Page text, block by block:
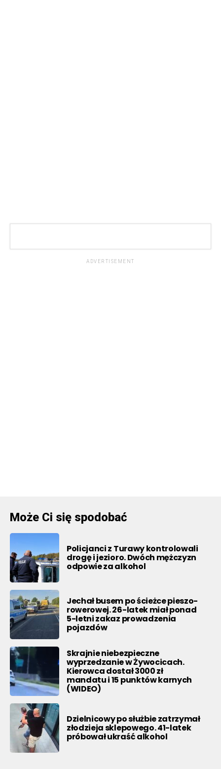
ADVERTISEMENT
Może Ci się spodobać
Policjanci z Turawy kontrolowali
drogę i jezioro. Dwóch mężczyzn
odpowie za alkohol
Jechał busem po ścieżce pieszo-
rowerowej. 26-latek miał ponad
5-letni zakaz prowadzenia
pojazdów
Skrajnie niebezpieczne
wyprzedzanie w Żywocicach.
Kierowca dostał 3000 zł
mandatu i 15 punktów karnych
(WIDEO)
Dzielnicowy po służbie zatrzymał
złodzieja sklepowego. 41-latek
próbował ukraść alkohol